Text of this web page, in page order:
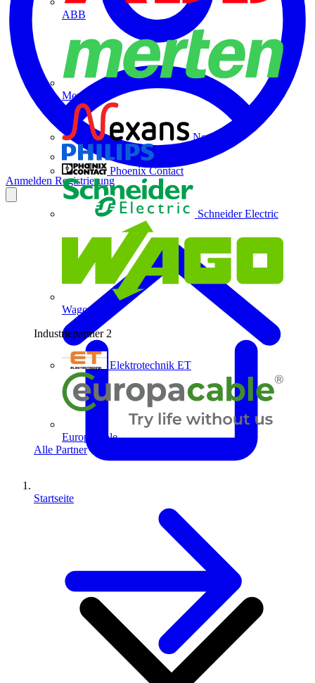
ABB
Merten
Nexans
Phoenix Contact
Schneider Electric
Wago
Industriepartner 2
Elektrotechnik ET
Europacable
Alle Partner
Anmelden Registrierung
Startseite